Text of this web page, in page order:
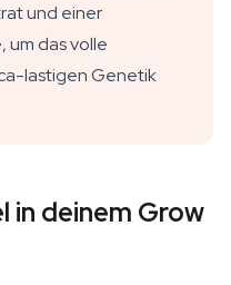
und einer
um das volle
lastigen Genetik
in deinem Grow